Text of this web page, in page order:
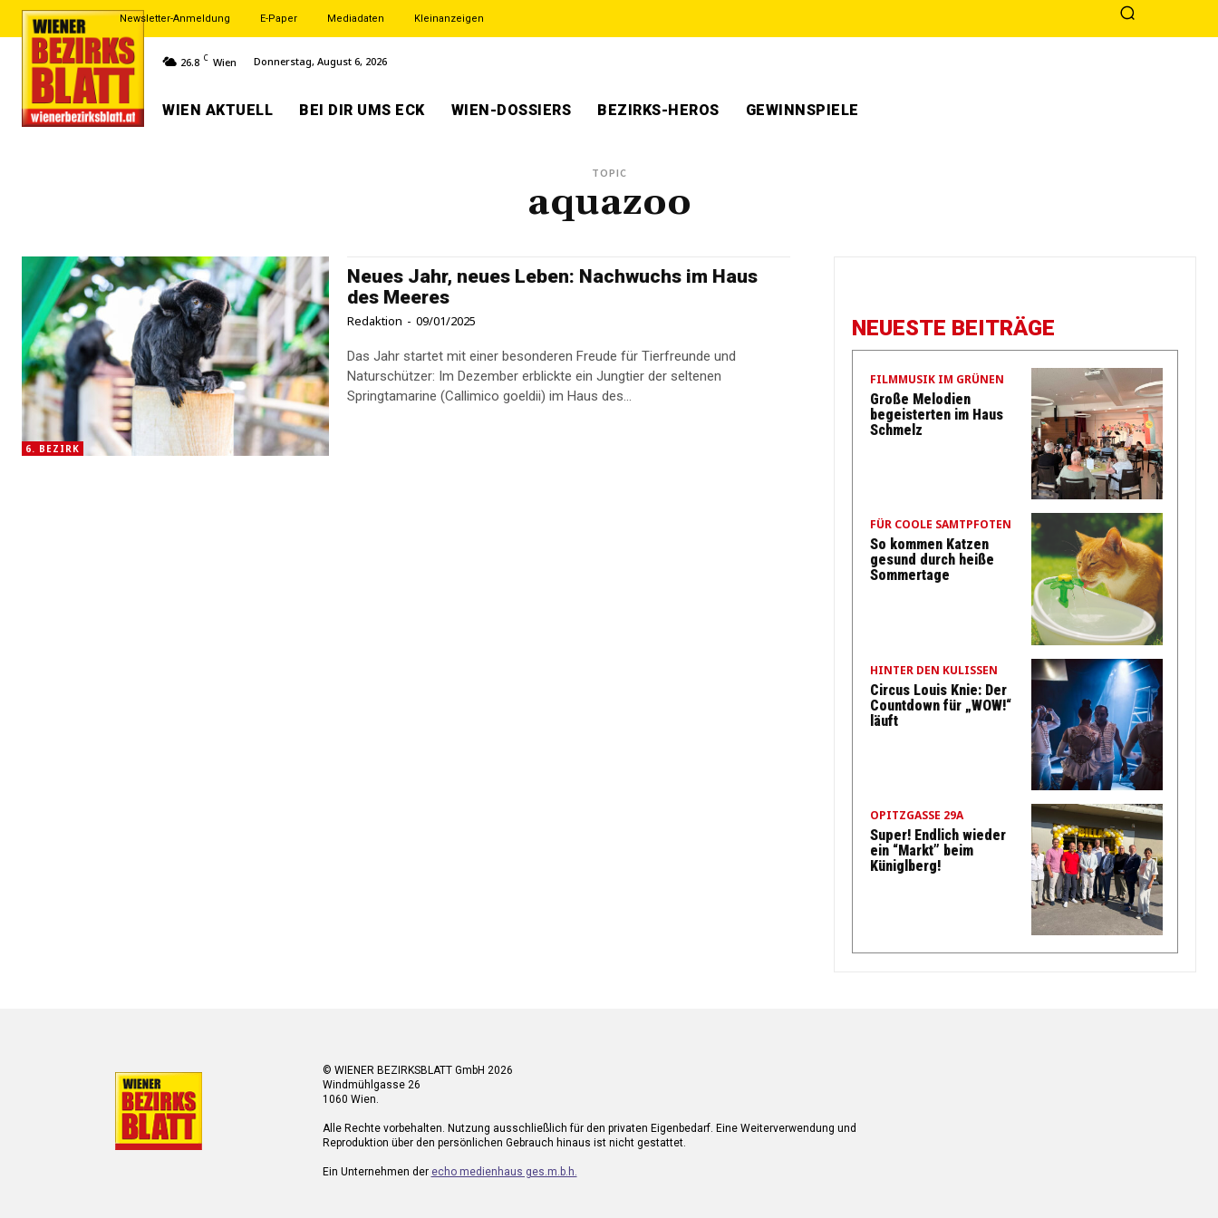
Newsletter-Anmeldung E-Paper Mediadaten Kleinanzeigen
26.8 C Wien Donnerstag, August 6, 2026
WIEN AKTUELL BEI DIR UMS ECK WIEN-DOSSIERS BEZIRKS-HEROS GEWINNSPIELE
TOPIC
aquazoo
6. BEZIRK
Neues Jahr, neues Leben: Nachwuchs im Haus
des Meeres
Redaktion - 09/01/2025
Das Jahr startet mit einer besonderen Freude für Tierfreunde und
Naturschützer: Im Dezember erblickte ein Jungtier der seltenen
Springtamarine (Callimico goeldii) im Haus des...
NEUESTE BEITRÄGE
FILMMUSIK IM GRÜNEN
Große Melodien
begeisterten im Haus
Schmelz
FÜR COOLE SAMTPFOTEN
So kommen Katzen
gesund durch heiße
Sommertage
HINTER DEN KULISSEN
Circus Louis Knie: Der
Countdown für „WOW!“
läuft
OPITZGASSE 29A
Super! Endlich wieder
ein “Markt” beim
Küniglberg!
© WIENER BEZIRKSBLATT GmbH 2026
Windmühlgasse 26
1060 Wien.
Alle Rechte vorbehalten. Nutzung ausschließlich für den privaten Eigenbedarf. Eine Weiterverwendung und
Reproduktion über den persönlichen Gebrauch hinaus ist nicht gestattet.
Ein Unternehmen der echo medienhaus ges.m.b.h.